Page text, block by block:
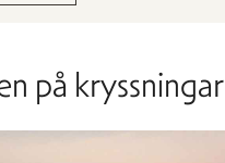
på kryssningar